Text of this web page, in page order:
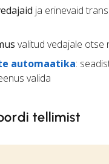
ja erinevaid
valitud vedajale otse
automaatika:
valida
tellimist